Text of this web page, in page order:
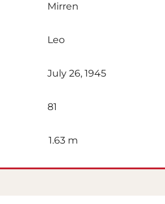
Mirren
Leo
July 26, 1945
81
1.63 m